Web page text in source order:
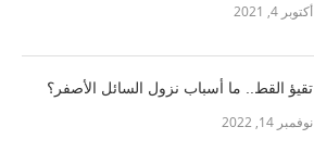
أكتوبر 4, 2021
تقيؤ القط.. ما أسباب نزول السائل الأصفر؟
نوفمبر 14, 2022